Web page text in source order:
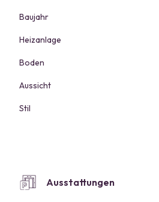
Baujahr
Heizanlage
Boden
Aussicht
Stil
Ausstattungen